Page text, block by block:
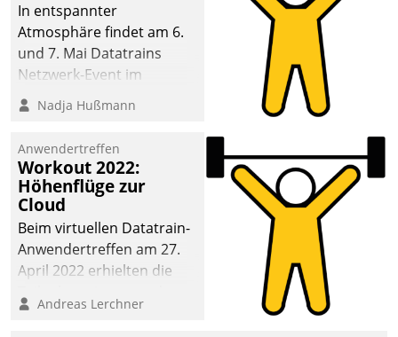
In entspannter
Atmosphäre findet am 6.
und 7. Mai Datatrains
Netzwerk-Event im
Kunden- und Partnerkreis
statt. Zentrale Frage: Wie
Mammutprojekte
meistern und Workloads
wuppen – bei zunehmend
anspruchsvollen
Aufgaben und
abnehmendem
Nadja Hußmann
Anwendertreffen
Workout 2022:
Höhenflüge zur
Cloud
Beim virtuellen Datatrain-
Anwendertreffen am 27.
April 2022 erhielten die
Teilnehmer kurzweilige
Andreas Lerchner